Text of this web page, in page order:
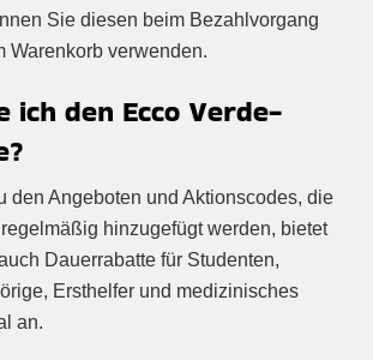
Sie diesen beim Bezahlvorgang
Warenkorb verwenden.
ich den Ecco Verde-
den Angeboten und Aktionscodes, die
hinzugefügt werden, bietet
Dauerrabatte für Studenten,
Ersthelfer und medizinisches
an.